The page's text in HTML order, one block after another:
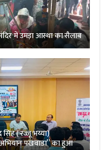
में उमड़ा आस्था का सैलाब
( रज्जू भय्या)
अभियान पखवाडा” का हुआ